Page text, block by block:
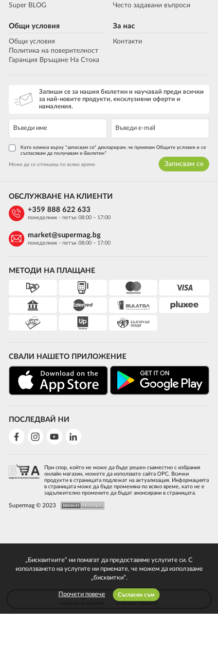
Super BLOG
Често задавани въпроси
Общи условия
Общи условия
Политика на поверителност
Гаранция Връщане На Стока
За нас
Контакти
Запиши се за нашия бюлетин и научавай преди всички
за най-новите продукти, ексклузивни оферти и
намаления.
Като кликна върху "записвам се" декларирам, че приемам Общите условия и се
съгласявам да получавам е-Бюлетин*
Може да се отпишеш по всяко време Записвам се
МЕТОДИ НА ПЛАЩАНЕ
СВАЛИ НАШЕТО ПРИЛОЖЕНИЕ
ПОСЛЕДВАЙ НИ
ОБСЛУЖВАНЕ НА КЛИЕНТИ
+359 888 622 633
понеделник - петък 08:00 – 17:00
market@supermag.bg
понеделник - петък 08:00 – 17:00
При спор, който не може да бъде решен съвместно с избрания
онлайн магазин, можете да използвате сайта ОРС. Всички
продукти в страницата подлежат на актуализация. Информацията
в страницата може да бъде променяна по всяко време, като не е
задължително промените да бъдат анонсирани в страницата.
Supermag © 2023
„Бисквитките“ ни помагат да предоставяме услугите си. С
използването на услугите ни приемате, че можем да използваме
„бисквитки“.
Прочети повече Съгласен съм